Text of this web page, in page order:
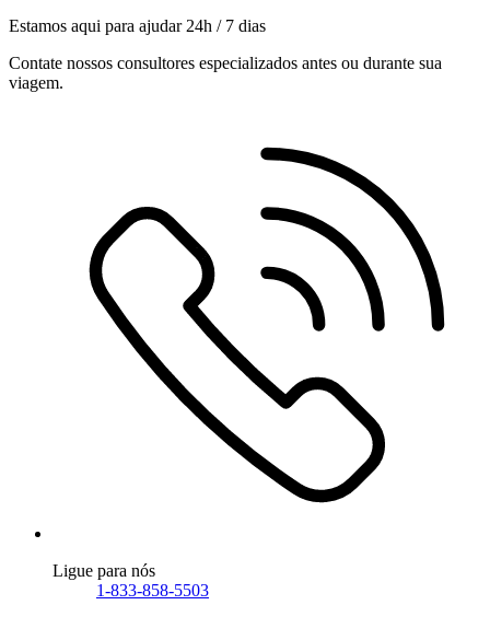
Estamos aqui para ajudar 24h / 7 dias
Contate nossos consultores especializados antes ou durante sua
viagem.
Ligue para nós
1-833-858-5503